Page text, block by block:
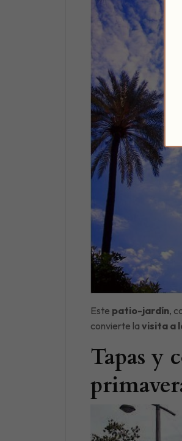
Este patio-jardín,
convierte la visita a
Tapas y